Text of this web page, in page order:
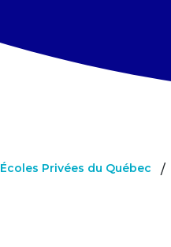
Écoles Privées du Québec /